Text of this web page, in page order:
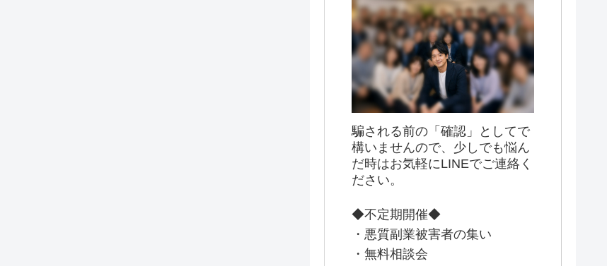
騙される前の「確認」としてで
構いませんので、少しでも悩ん
だ時はお気軽にLINEでご連絡く
ださい。
◆不定期開催◆
・悪質副業被害者の集い
・無料相談会